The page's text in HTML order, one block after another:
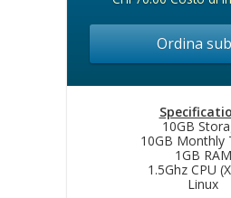
Ordina
10GB
10GB Monthly
1GB RAM
1.5Ghz CPU
Linux